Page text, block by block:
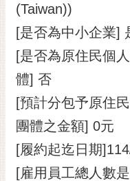
(Taiwan))
[是否為中小企業]
[是否為原住民個
體] 否
[預計分包予原住
團體之金額] 0元
[履約起迄日期
[雇用員工總人數